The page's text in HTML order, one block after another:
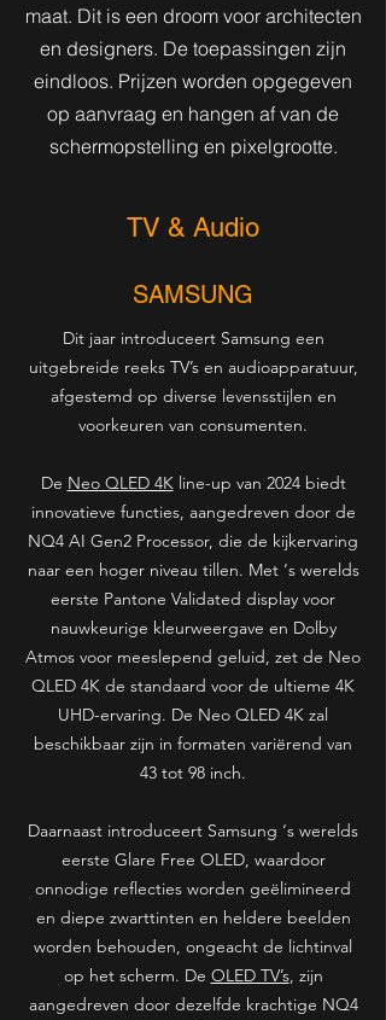
maat. Dit is een droom voor architecten
en designers. De toepassingen zijn
eindloos. Prijzen worden opgegeven
op aanvraag en hangen af van de
schermopstelling en pixelgrootte.
TV & Audio
SAMSUNG
Dit jaar introduceert Samsung een
uitgebreide reeks TV’s en audioapparatuur,
afgestemd op diverse levensstijlen en
voorkeuren van consumenten.
De Neo QLED 4Kline-up van 2024 biedt
innovatieve functies, aangedreven door de
NQ4 AI Gen2 Processor, die de kijkervaring
naar een hoger niveau tillen. Met ‘s werelds
eerste Pantone Validated display voor
nauwkeurige kleurweergave en Dolby
Atmos voor meeslepend geluid, zet de Neo
QLED 4K de standaard voor de ultieme 4K
UHD-ervaring. De Neo QLED 4K zal
beschikbaar zijn in formaten variërend van
43 tot 98 inch.
Daarnaast introduceert Samsung ‘s werelds
eerste Glare Free OLED, waardoor
onnodige reflecties worden geëlimineerd
en diepe zwarttinten en heldere beelden
worden behouden, ongeacht de lichtinval
op het scherm. De OLED TV’s, zijn
aangedreven door dezelfde krachtige NQ4